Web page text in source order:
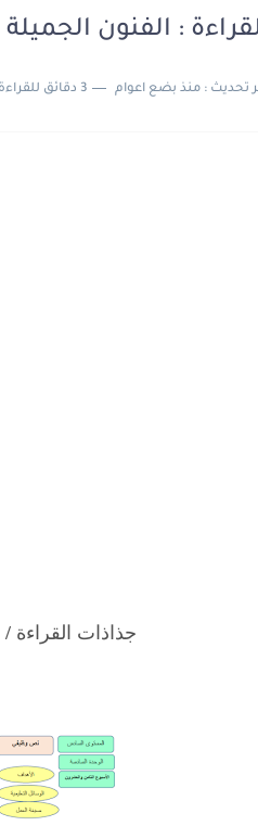
: الفنون الجميلة
تحديث : منذ بضع اعوام 3 دقائق للقراءة
جذاذات القراءة